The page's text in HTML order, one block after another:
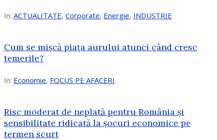
In: ACTUALITATE, Corporate, Energie, INDUSTRIE
Cum se mișcă piața aurului atunci când cresc
temerile?
In: Economie, FOCUS PE AFACERI
Risc moderat de neplată pentru România și
sensibilitate ridicată la șocuri economice pe
termen scurt